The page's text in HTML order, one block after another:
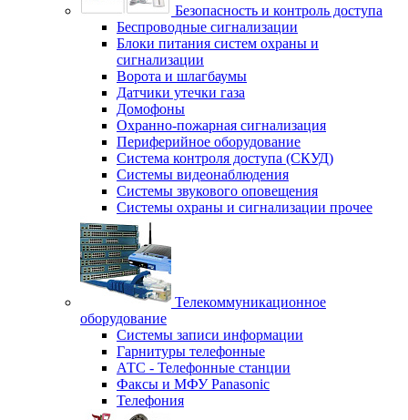
Безопасность и контроль доступа
Беспроводные сигнализации
Блоки питания систем охраны и
сигнализации
Ворота и шлагбаумы
Датчики утечки газа
Домофоны
Охранно-пожарная сигнализация
Периферийное оборудование
Система контроля доступа (СКУД)
Системы видеонаблюдения
Системы звукового оповещения
Системы охраны и сигнализации прочее
Телекоммуникационное
оборудование
Системы записи информации
Гарнитуры телефонные
АТС - Телефонные станции
Факсы и МФУ Panasonic
Телефония